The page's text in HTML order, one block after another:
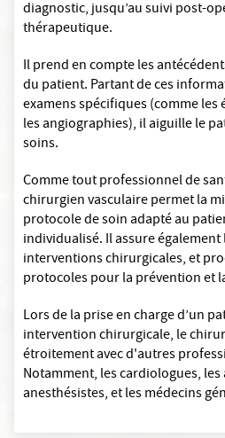
diagnostic, jusqu’au suivi post-
thérapeutique.
Il prend en compte les
du patient. Partant de ces
examens spécifiques (comme
les angiographies), il aiguille le
soins.
Comme tout professionnel de
chirurgien vasculaire permet la
protocole de soin adapté au
individualisé. Il assure également
interventions chirurgicales, et
protocoles pour la prévention et
Lors de la prise en charge d’un
intervention chirurgicale, le
étroitement avec d'autres
Notamment, les cardiologues,
anesthésistes, et les médecins